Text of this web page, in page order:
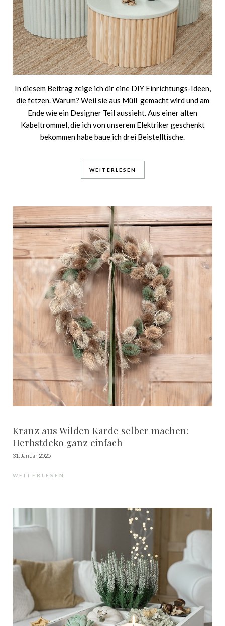
In diesem Beitrag zeige ich dir eine DIY Einrichtungs-Ideen,
die fetzen. Warum? Weil sie aus Müll gemacht wird und am
Ende wie ein Designer Teil aussieht. Aus einer alten
Kabeltrommel, die ich von unserem Elektriker geschenkt
bekommen habe baue ich drei Beistelltische.
WEITERLESEN
Kranz aus Wilden Karde selber machen:
Herbstdeko ganz einfach
31. Januar 2025
WEITERLESEN